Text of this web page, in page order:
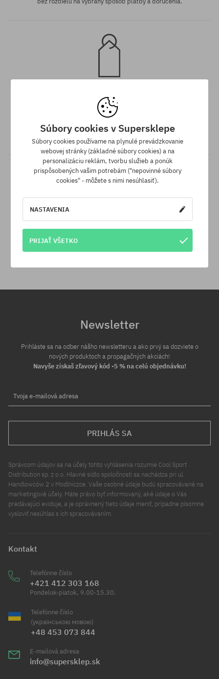
Záruka najnižšej ceny
Máme najlepšie ceny, ale keď náhodou nájdeš ten istý produkt v
inom e-shope a s nižšou cenou - špeciálne pre Teba znížime jeho
30 dní na vrátenie tovaru
Na vrátenie produktu máš 30 dní od dňa obdržania zásielky.
Newsletter
Prihláste sa na odber nášho newsletteru a ako prvý sa dozviete o
nových produktoch a propagačných akciách!
Navyše získaš zľavový kód -5 % na celú objednávku!
Tvoja e-mailová adresa
PRIHLÁS SA
Správcom údajov sa na účely tohto vyhlásenia rozumie Cool Sport
Distribution sp. z o.o. Hlavné sídlo spoločnosti sa nachádza pri ul.
Handlowców 2 v Modlniczce. Vaše osobné údaje budú spracovávané na
marketingové účely. Máte právo byť informovaný, aké údaje o Vás
predávajúci eviduje, a je oprávnený tieto údaje meniť, prípadne písomne
vysloviť nesúhlas s ich spracovávaním.
Kontakt
Telefónne číslo
+421 412 303 168
Pondelok-piatok, 9.00-15.30.
Telefónne číslo
(українською мовою)
+48 453 073 844
E-mailová adresa
info@supersklep.sk
Súbory cookies v Supersklepe
Súbory cookies používame na plynulé prevádzkovanie
webovej stránky (základné súbory cookies) a na
personalizáciu reklám, tvorbu služieb a ponúk
prispôsobených vašim potrebám ("nepovinné súbory
cookies" - môžete s nimi nesúhlasiť).
NASTAVENIA
PRIJAŤ VŠETKO